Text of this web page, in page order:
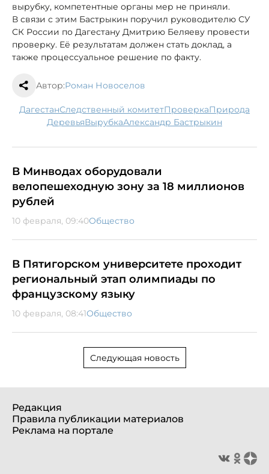
вырубку, компетентные органы мер не приняли.
В связи с этим Бастрыкин поручил руководителю СУ
СК России по Дагестану Дмитрию Беляеву провести
проверку. Её результатам должен стать доклад, а
также процессуальное решение по факту.
Автор:Роман Новоселов
Дагестан следственный комитет проверка
природа
деревья
вырубка Александр Бастрыкин
В Минводах оборудовали
велопешеходную зону за 18 миллионов
рублей
10 февраля, 09:40Общество
В Пятигорском университете проходит
региональный этап олимпиады по
французскому языку
10 февраля, 08:41Общество
Следующая новость
Редакция
Правила публикации материалов
Реклама на портале